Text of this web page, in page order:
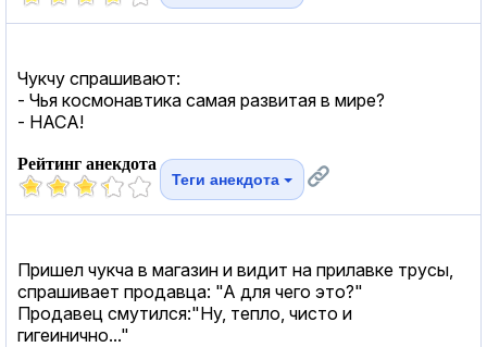
Чукчу спрашивают:
- Чья космонавтика самая развитая в мире?
- НАСА!
Рейтинг анекдота
Теги анекдота
Пришел чукча в магазин и видит на прилавке трусы,
спрашивает продавца: "А для чего это?"
Продавец смутился:"Ну, тепло, чисто и
гигеинично..."